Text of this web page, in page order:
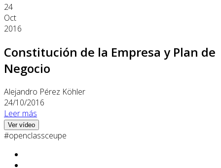
24
Oct
2016
Constitución de la Empresa y Plan de
Negocio
Alejandro Pérez Köhler
24/10/2016
Leer más
Ver vídeo
#openclassceupe